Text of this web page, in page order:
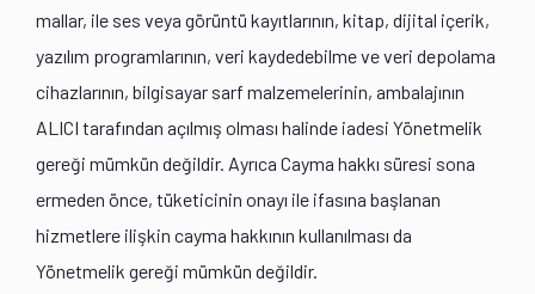
mallar, ile ses veya görüntü kayıtlarının, kitap, dijital içerik,
yazılım programlarının, veri kaydedebilme ve veri depolama
cihazlarının, bilgisayar sarf malzemelerinin, ambalajının
ALICI tarafından açılmış olması halinde iadesi Yönetmelik
gereği mümkün değildir. Ayrıca Cayma hakkı süresi sona
ermeden önce, tüketicinin onayı ile ifasına başlanan
hizmetlere ilişkin cayma hakkının kullanılması da
Yönetmelik gereği mümkün değildir.